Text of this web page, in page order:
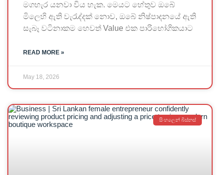
මගහැර යනවා විය හැක. මෙයට හේතුව ඔබේ
මිලෙහි ඇති වැරැද්දක් නොව, ඔබේ නිෂ්පාදනයේ ඇති
සැබෑ වටිනාකම හෙවත් Value එක පාරිභෝගිකයාට
READ MORE »
May 18, 2026
සිංහලෙන් බිස්නස්